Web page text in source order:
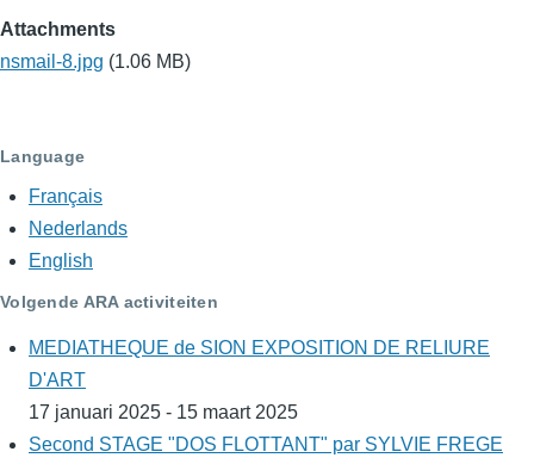
Attachments
nsmail-8.jpg (1.06 MB)
Language
Français
Nederlands
English
Volgende ARA activiteiten
MEDIATHEQUE de SION EXPOSITION DE RELIURE
D'ART
17 januari 2025 - 15 maart 2025
Second STAGE "DOS FLOTTANT" par SYLVIE FREGE